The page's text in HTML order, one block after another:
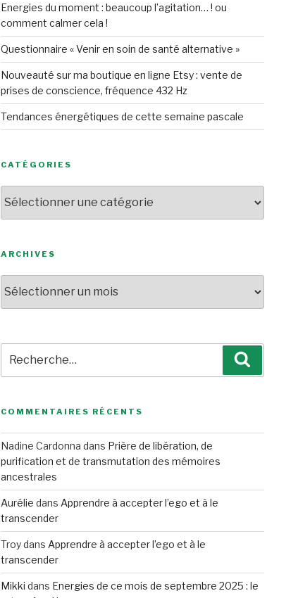
Energies du moment : beaucoup l’agitation… ! ou
comment calmer cela !
Questionnaire « Venir en soin de santé alternative »
Nouveauté sur ma boutique en ligne Etsy : vente de
prises de conscience, fréquence 432 Hz
Tendances énergétiques de cette semaine pascale
CATÉGORIES
ARCHIVES
pour
:
COMMENTAIRES RÉCENTS
Nadine Cardonna dans Prière de libération, de
purification et de transmutation des mémoires
ancestrales
Aurélie dans Apprendre à accepter l’ego et à le
transcender
Troydans Apprendre à accepter l’ego et à le
transcender
Mikki dans Energies de ce mois de septembre 2025 : le